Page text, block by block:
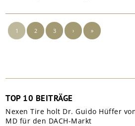
1 2 3 › »
TOP 10 BEITRÄGE
Nexen Tire holt Dr. Guido Hüffer
MD für den DACH-Markt